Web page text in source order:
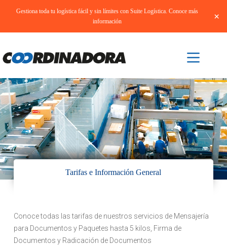
Gestiona toda tu logística fácil y sin límites con Suite Logística. Conoce más
información
×
Tarifas e Información General
Conoce todas las tarifas de nuestros servicios de Mensajería
para Documentos y Paquetes hasta 5 kilos, Firma de
Documentos y Radicación de Documentos